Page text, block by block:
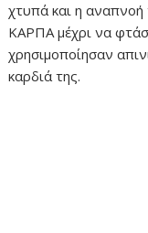
χτυπά και η αναπνοή
ΚΑΡΠΑ μέχρι να
χρησιμοποίησαν
καρδιά της.